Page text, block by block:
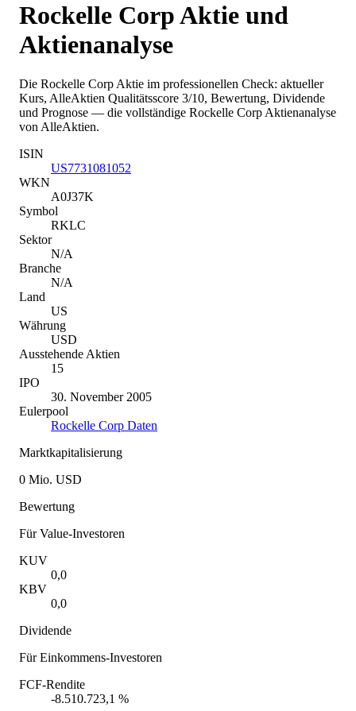
Rockelle CorpAktie und
Aktienanalyse
Die Rockelle Corp Aktie im professionellen Check: aktueller
Kurs, AlleAktien Qualitätsscore 3/10, Bewertung, Dividende
und Prognose — die vollständige Rockelle Corp Aktienanalyse
von AlleAktien.
ISIN
US7731081052
WKN
A0J37K
Symbol
RKLC
Sektor
N/A
Branche
N/A
Land
US
Währung
USD
Ausstehende Aktien
15
IPO
30. November 2005
Eulerpool
Rockelle Corp Daten
Marktkapitalisierung
0 Mio. USD
Bewertung
Für Value-Investoren
KUV
0,0
KBV
0,0
Dividende
Für Einkommens-Investoren
FCF-Rendite
-8.510.723,1 %